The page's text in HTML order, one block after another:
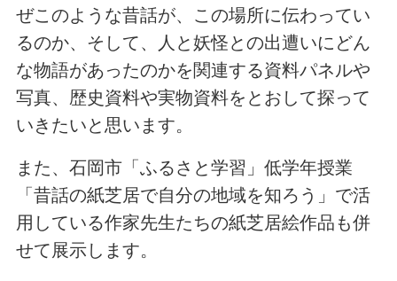
ぜこのような昔話が、この場所に伝わってい
るのか、そして、人と妖怪との出遭いにどん
な物語があったのかを関連する資料パネルや
写真、歴史資料や実物資料をとおして探って
いきたいと思います。
また、石岡市「ふるさと学習」低学年授業
「昔話の紙芝居で自分の地域を知ろう」で活
用している作家先生たちの紙芝居絵作品も併
せて展示します。